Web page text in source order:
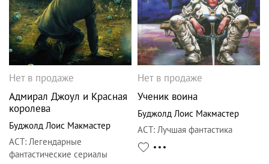
Нет в продаже
Адмирал Джоул и Красная
королева
Буджолд Лоис Макмастер
АСТ: Легендарные
фантастические сериалы
Нет в продаже
Ученик воина
Буджолд Лоис Макмастер
АСТ: Лучшая фантастика